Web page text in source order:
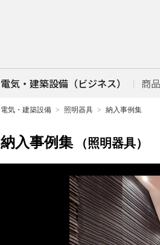
電気・建築設備（ビジネス） 商
電気・建築設備 照明器具 納入事例集
納入事例集 （照明器具）